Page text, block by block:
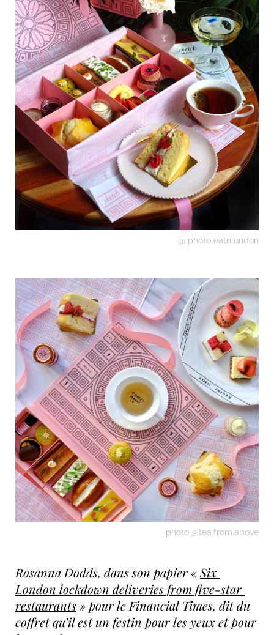
@ photo eatnlondon
photo @tea.from.above
Rosanna Dodds, dans son papier « Six
London lockdown deliveries from five-star
restaurants » pour le Financial Times, dit du
coffret qu'il est un festin pour les yeux et pour